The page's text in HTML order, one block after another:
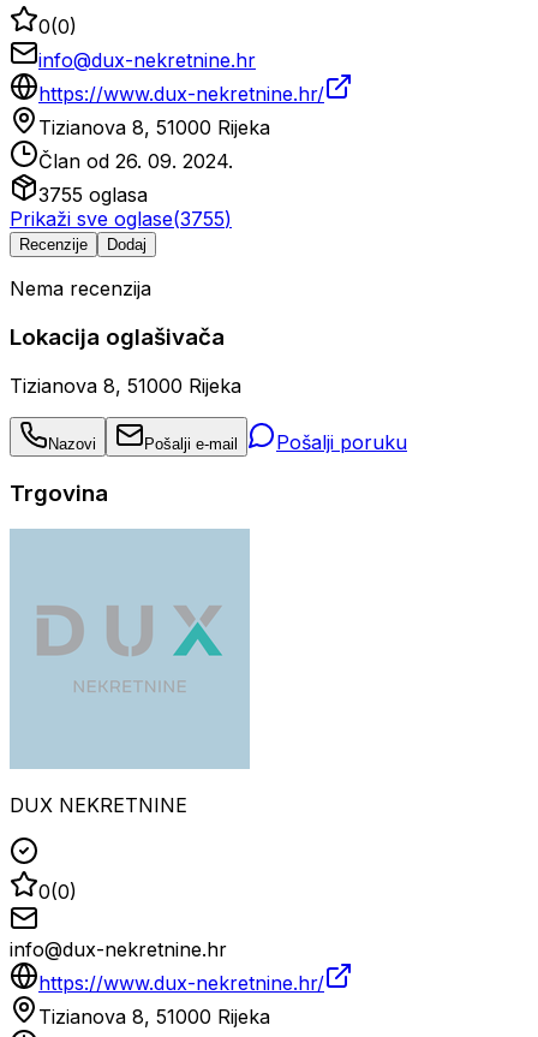
0(0)
info@dux-nekretnine.hr
https://www.dux-nekretnine.hr/
Tizianova 8, 51000 Rijeka
Član od 26. 09. 2024.
3755 oglasa
Prikaži sve oglase(3755)
Recenzije Dodaj
Nema recenzija
Lokacija oglašivača
Tizianova 8, 51000 Rijeka
Nazovi Pošalji e-mail Pošalji poruku
Trgovina
DUX NEKRETNINE
0(0)
info@dux-nekretnine.hr
https://www.dux-nekretnine.hr/
Tizianova 8, 51000 Rijeka